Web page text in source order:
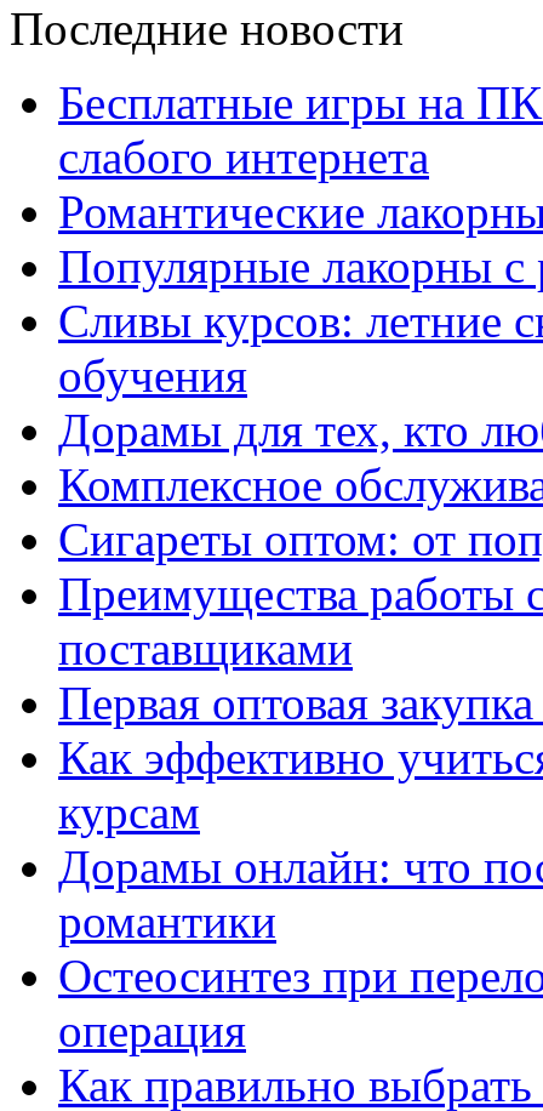
Последние новости
Бесплатные игры на
слабого интернета
Романтические
Популярные лакорны с
Сливы курсов: летние
обучения
Дорамы для тех, кто
Комплексное
Сигареты оптом: от
Преимущества работы
поставщиками
Первая оптовая
Как эффективно
курсам
Дорамы онлайн: что
романтики
Остеосинтез при
операция
Как правильно